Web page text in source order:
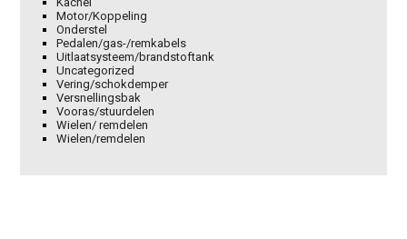
Motor/Koppeling
Onderstel
Pedalen/gas-/remkabels
Uitlaatsysteem/brandstoftank
Uncategorized
Vering/schokdemper
Versnellingsbak
Vooras/stuurdelen
Wielen/ remdelen
Wielen/remdelen